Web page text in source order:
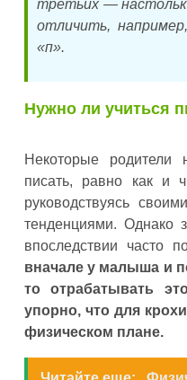
третьих —
отличить,
«п».
Нужно ли учиться
Некоторые родители
писать, равно как и
руководствуясь
тенденциями. Однако
впоследствии часто
вначале у малыша и
то отрабатывать
упорно, что для
физическом плане.